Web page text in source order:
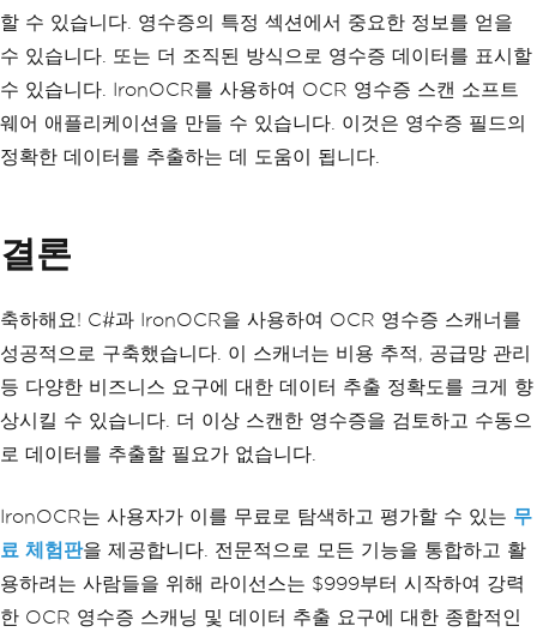
할 수 있습니다. 영수증의 특정 섹션에서 중요한 정보를 얻을
수 있습니다. 또는 더 조직된 방식으로 영수증 데이터를 표시할
수 있습니다. IronOCR를 사용하여 OCR 영수증 스캔 소프트
웨어 애플리케이션을 만들 수 있습니다. 이것은 영수증 필드의
정확한 데이터를 추출하는 데 도움이 됩니다.
결론
축하해요! C#과 IronOCR을 사용하여 OCR 영수증 스캐너를
성공적으로 구축했습니다. 이 스캐너는 비용 추적, 공급망 관리
등 다양한 비즈니스 요구에 대한 데이터 추출 정확도를 크게 향
상시킬 수 있습니다. 더 이상 스캔한 영수증을 검토하고 수동으
로 데이터를 추출할 필요가 없습니다.
IronOCR는 사용자가 이를 무료로 탐색하고 평가할 수 있는 무
료 체험판을 제공합니다. 전문적으로 모든 기능을 통합하고 활
용하려는 사람들을 위해 라이선스는 $999부터 시작하여 강력
한 OCR 영수증 스캐닝 및 데이터 추출 요구에 대한 종합적인